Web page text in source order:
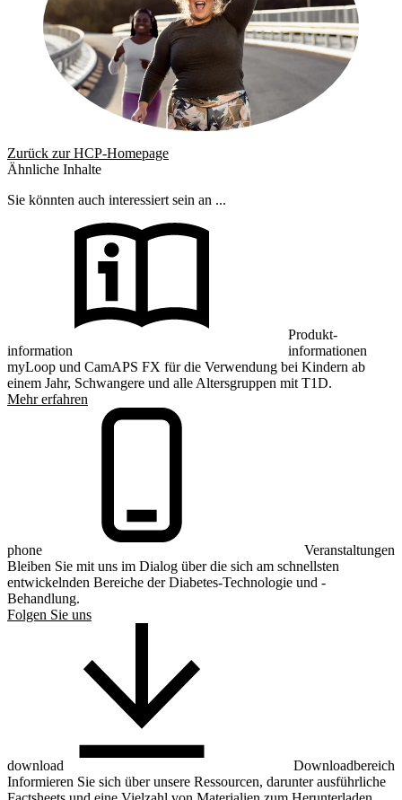
Zurück zur HCP-Homepage
Ähnliche Inhalte
Sie könnten auch interessiert sein an ...
information
Produkt-
informationen
myLoop und CamAPS FX für die Verwendung bei Kindern ab
einem Jahr, Schwangere und alle Altersgruppen mit T1D.
Mehr erfahren
phone
Veranstaltungen
Bleiben Sie mit uns im Dialog über die sich am schnellsten
entwickelnden Bereiche der Diabetes-Technologie und -
Behandlung.
Folgen Sie uns
download
Downloadbereich
Informieren Sie sich über unsere Ressourcen, darunter ausführliche